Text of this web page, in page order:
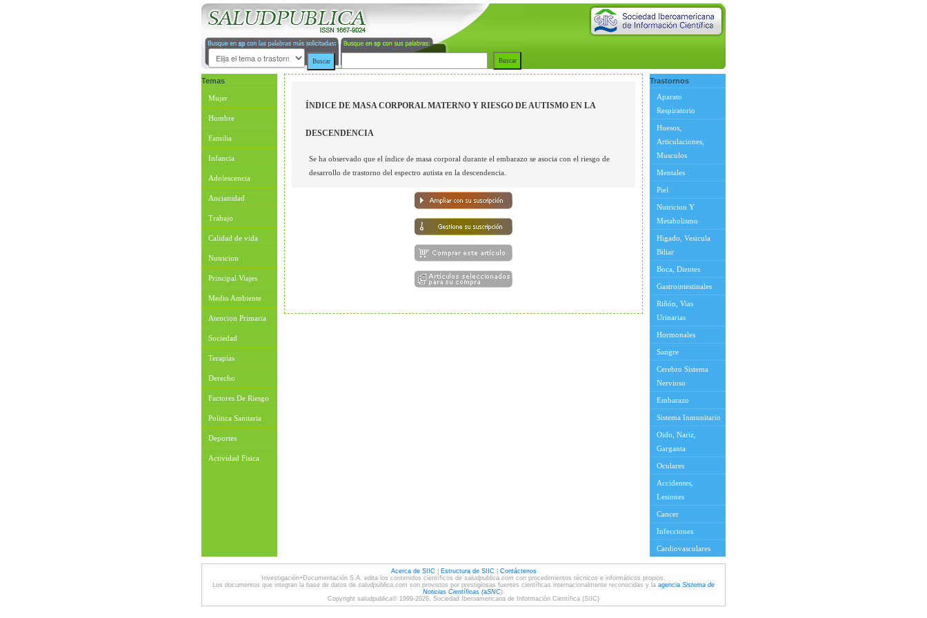
Temas
Mujer
Hombre
Familia
Infancia
Adolescencia
Ancianidad
Trabajo
Calidad de vida
Nutricion
Principal Viajes
Medio Ambiente
Atencion Primaria
Sociedad
Terapias
Derecho
Factores De Riesgo
Politica Sanitaria
Deportes
Actividad Fisica
Trastornos
Aparato
Respiratorio
Huesos,
Articulaciones,
Musculos
Mentales
Piel
Nutricion Y
Metabolismo
Higado, Vesicula
Biliar
Boca, Dientes
Gastrointestinales
Riñón, Vias
Urinarias
Hormonales
Sangre
Cerebro Sistema
Nervioso
Embarazo
Sistema Inmunitario
Oido, Nariz,
Garganta
Oculares
Accidentes,
Lesiones
Cancer
Infecciones
Cardiovasculares
ÍNDICE DE MASA CORPORAL MATERNO Y RIESGO DE AUTISMO EN LA
DESCENDENCIA
Se ha observado que el índice de masa corporal durante el embarazo se asocia con el riesgo de
desarrollo de trastorno del espectro autista en la descendencia.
Acerca de SIIC Estructura de SIIC
Contáctenos
Investigación+Documentación S.A. edita los contenidos científicos de saludpublica.com con procedimientos técnicos e informáticos propios.
Los documentos que integran la base de datos de saludpublica.com son provistos por prestigiosas fuentes científicas internacionalmente reconocidas y la agencia Sistema de
Noticias Científicas (aSNC).
Copyright saludpublica© 1999-2026, Sociedad Iberoamericana de Información Científica (SIIC)